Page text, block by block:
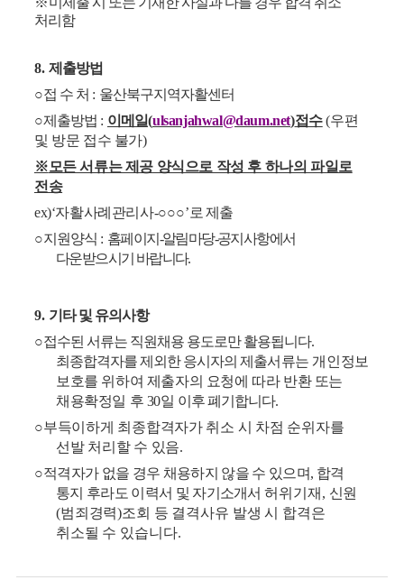
처리함
8. 제출방법
○접 수 처 : 울산북구지역자활센터
○제출방법 : 이메일(ulsanjahwal@daum.net)접수 (우편
및 방문 접수 불가)
※모든 서류는 제공 양식으로 작성 후 하나의 파일로
전송
ex)‘자활사례관리사-○○○’ 로 제출
○지원양식 : 홈페이지 -알림마당-공지사항에서
다운받으시기 바랍니다.
9. 기타 및 유의사항
○접수된 서류는 직원채용 용도로만 활용됩니다.
최종합격자를 제외한 응시자의 제출서류는 개인정보
보호를 위하여 제출자의 요청에 따라 반환 또는
채용확정일 후 30일 이후 폐기합니다.
○부득이하게 최종합격자가 취소 시 차점 순위자를
선발 처리할 수 있음.
○적격자가 없을 경우 채용하지 않을 수 있으며, 합격
통지 후라도 이력서 및 자기 소개서 허위기재 , 신원
(범죄경력)조회 등 결격사유 발생 시 합격은
취소될 수 있습니다.